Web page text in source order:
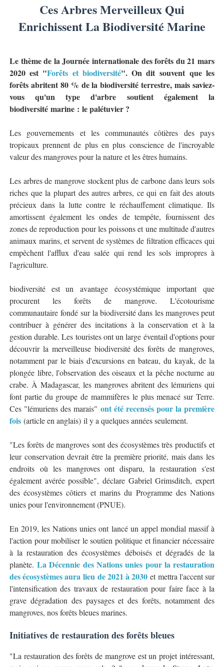
Ces Arbres Merveilleux Qui
Enrichissent La Biodiversité Marine
Le thème de la Journée internationale des forêts du 21 mars
2020 est "Forêts et biodiversité". On dit souvent que les
forêts abritent 80 % de la biodiversité terrestre, mais saviez-
vous qu'un type d'arbre soutient également la
biodiversité marine : le palétuvier ?
Les gouvernements et les communautés côtières des pays
tropicaux prennent de plus en plus conscience de l'incroyable
valeur des mangroves pour la nature et les êtres humains.
Les arbres de mangrove stockent plus de carbone dans leurs sols
riches que la plupart des autres arbres, ce qui en fait des atouts
précieux dans la lutte contre le réchauffement climatique. Ils
amortissent également les ondes de tempête, fournissent des
zones de reproduction pour les poissons et une multitude d'autres
animaux marins, et servent de systèmes de filtration efficaces qui
empêchent l'afflux d'eau salée qui rend les sols impropres à
l'agriculture.
biodiversité est un avantage écosystémique important que
procurent les forêts de mangrove. L'écotourisme
communautaire fondé sur la biodiversité dans les mangroves peut
contribuer à générer des incitations à la conservation et à la
gestion durable. Les touristes ont un large éventail d'options pour
découvrir la merveilleuse biodiversité des forêts de mangroves,
notamment par le biais d'excursions en bateau, du kayak, de la
plongée libre, l'observation des oiseaux et la pêche nocturne au
crabe. À Madagascar, les mangroves abritent des lémuriens qui
font partie du groupe de mammifères le plus menacé sur Terre.
Ces "lémuriens des marais" ont été recensés pour la première
fois(article en anglais) il y a quelques années seulement.
"Les forêts de mangroves sont des écosystèmes très productifs et
leur conservation devrait être la première priorité, mais dans les
endroits où les mangroves ont disparu, la restauration s'est
également avérée possible", déclare Gabriel Grimsditch, expert
des écosystèmes côtiers et marins du Programme des Nations
unies pour l'environnement (PNUE).
En 2019, les Nations unies ont lancé un appel mondial massif à
l'action pour mobiliser le soutien politique et financier nécessaire
à la restauration des écosystèmes déboisés et dégradés de la
planète.La Décennie des Nations unies pour la restauration
des écosystèmes aura lieu de 2021 à 2030 et mettra l'accent sur
l'intensification des travaux de restauration pour faire face à la
grave dégradation des paysages et des forêts, notamment des
mangroves, nos forêts bleues marines.
Initiatives de restauration des forêts bleues
"La restauration des forêts de mangrove est un projet intéressant,